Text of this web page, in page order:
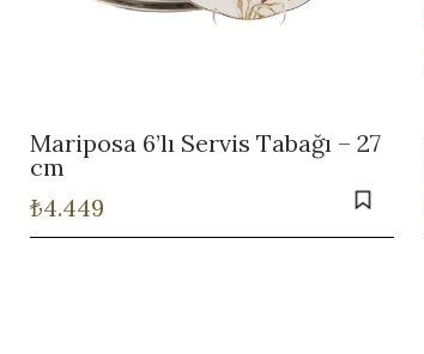
Mariposa 6’lı Servis Tabağı – 27
cm
₺4.449